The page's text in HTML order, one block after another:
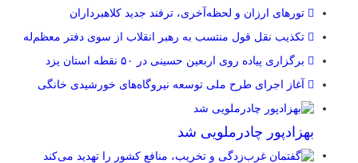
تورهای ارزان و لحظه‌آخری، ترفند جدید کلاهبرداران
تکذیب نقل قول منتسب به رهبر انقلاب از سوی دفتر معظم‌له
برگزاری پیاده روی اربعین حسینی در ۵۰ نقطه استان یزد
آغاز اجرای طرح ملی توسعه نیروگاه‌های خورشیدی خانگی
بهزادپور چادرملویی شد